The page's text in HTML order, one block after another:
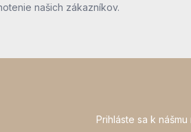
našich zákazníkov.
Prihláste sa k